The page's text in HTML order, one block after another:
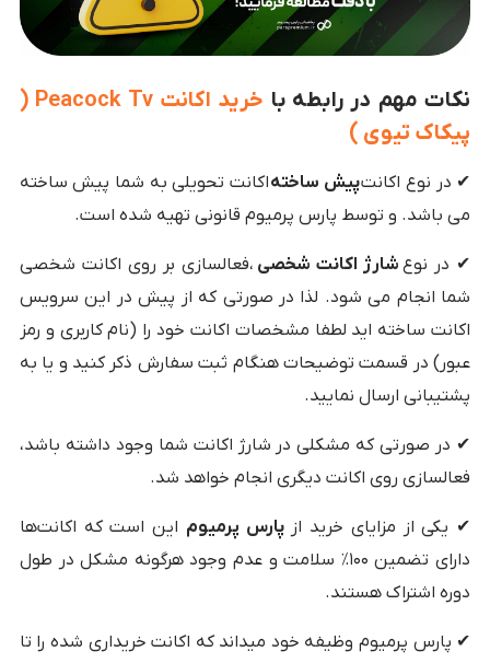
نکات مهم در رابطه با
خرید اکانت Peacock Tv (
پیکاک تیوی )
✔ در نوع اکانتپیش ساختهاکانت تحویلی به شما پیش ساخته
می باشد. و توسط پارس پرمیوم قانونی تهیه شده است.
✔ در نوع شارژ اکانت شخصی ،فعالسازی بر روی اکانت شخصی
شما انجام می شود. لذا در صورتی که از پیش در این سرویس
اکانت ساخته اید لطفا مشخصات اکانت خود را (نام کاربری و رمز
عبور) در قسمت توضیحات هنگام ثبت سفارش ذکر کنید و یا به
پشتیبانی ارسال نمایید.
✔ در صورتی که مشکلی در شارژ اکانت شما وجود داشته باشد،
فعالسازی روی اکانت دیگری انجام خواهد شد.
✔ یکی از مزایای خرید ازپارس پرمیوم این است که اکانت‌ها
دارای تضمین ۱۰۰٪ سلامت و عدم وجود هرگونه مشکل در طول
دوره اشتراک هستند.
✔ پارس پرمیوم وظیفه خود میداند که اکانت خریداری شده را تا